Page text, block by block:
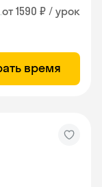
от 1590 ₽ / урок
время